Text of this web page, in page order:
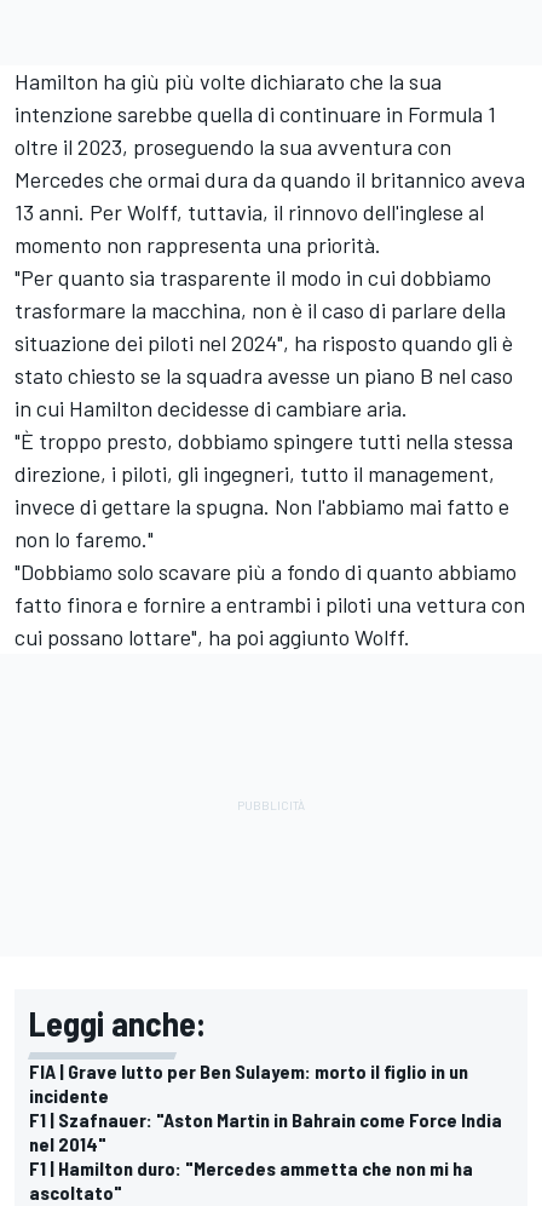
Hamilton ha giù più volte dichiarato che la sua
intenzione sarebbe quella di continuare in Formula 1
oltre il 2023, proseguendo la sua avventura con
Mercedes che ormai dura da quando il britannico aveva
13 anni. Per Wolff, tuttavia, il rinnovo dell'inglese al
momento non rappresenta una priorità.
"Per quanto sia trasparente il modo in cui dobbiamo
trasformare la macchina, non è il caso di parlare della
situazione dei piloti nel 2024", ha risposto quando gli è
stato chiesto se la squadra avesse un piano B nel caso
in cui Hamilton decidesse di cambiare aria.
"È troppo presto, dobbiamo spingere tutti nella stessa
direzione, i piloti, gli ingegneri, tutto il management,
invece di gettare la spugna. Non l'abbiamo mai fatto e
non lo faremo."
"Dobbiamo solo scavare più a fondo di quanto abbiamo
fatto finora e fornire a entrambi i piloti una vettura con
cui possano lottare", ha poi aggiunto Wolff.
Leggi anche:
FIA | Grave lutto per Ben Sulayem: morto il figlio in un
incidente
F1 | Szafnauer: "Aston Martin in Bahrain come Force India
nel 2014"
F1 | Hamilton duro: "Mercedes ammetta che non mi ha
ascoltato"